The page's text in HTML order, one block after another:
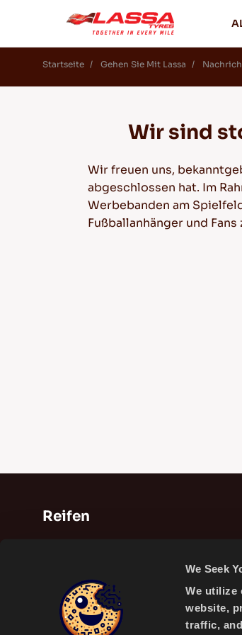
We Seek
We utilize
website,
traffic,
Startseite Gehen Sie Mit Lassa
Wir sind
Wir freuen uns,
abgeschlossen hat. Im
Werbebanden am
Fußballanhänger und Fans
Reifen
Ganzjahresreifen